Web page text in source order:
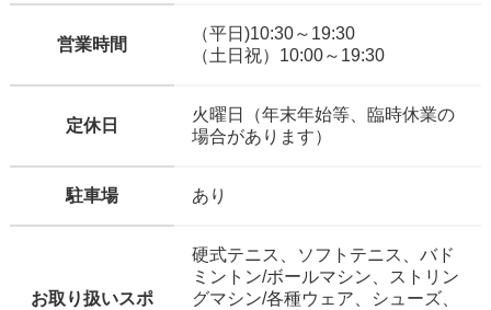
営業時間
（平日)10:30～19:30
（土日祝）10:00～19:30
定休日
火曜日（年末年始等、臨時休業の
場合があります）
駐車場 あり
お取り扱いスポ
硬式テニス、ソフトテニス、バド
ミントン/ボールマシン、ストリン
グマシン/各種ウェア、シューズ、